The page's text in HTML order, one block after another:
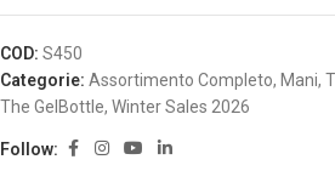
COD: S450
Categorie: Assortimento Completo, Mani,
The GelBottle, Winter Sales 2026
Follow: